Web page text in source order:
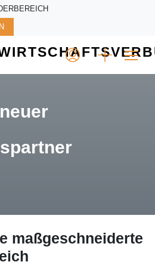
maßgeschneiderte